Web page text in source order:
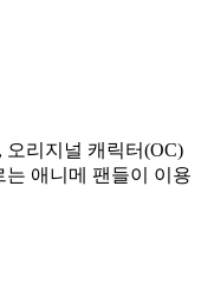
리지널 캐릭터(OC)
애니메 팬들이 이용